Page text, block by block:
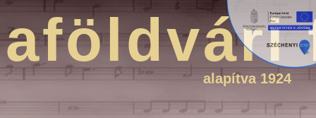
alapítva 1924